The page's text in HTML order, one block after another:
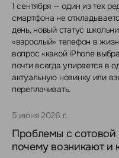
1 сентября — один из тех
смартфона не
день, новый статус
«взрослый» телефон в
вопрос «какой iPhone
почти всегда упирается в
актуальную новинку или
переплачивать.
5 июня 2026 г.
Проблемы с сотовой
почему возникают и